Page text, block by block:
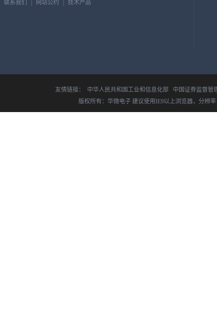
联系我们 网站公约 技术产品
友情链接： 中华人民共和国工业和信息化部
中国证券监督管
版权所有：华微电子 建议使用IE9以上浏览器，分辨